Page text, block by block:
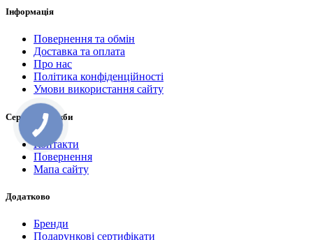
Інформація
Повернення та обмін
Доставка та оплата
Про нас
Політика конфіденційності
Умови використання сайту
Сервісні служби
Контакти
Повернення
Мапа сайту
Додатково
Бренди
Подарункові сертифікати